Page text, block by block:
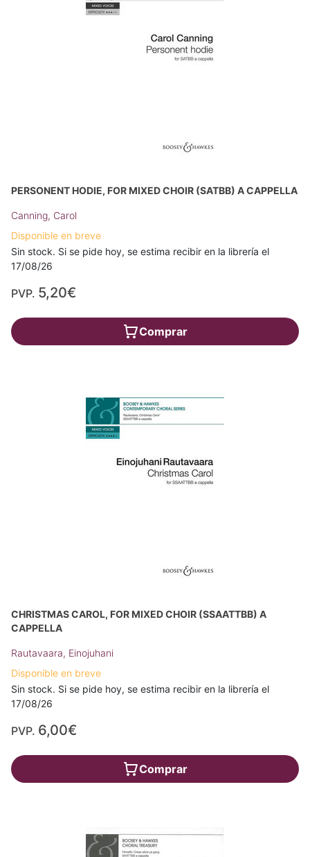
PERSONENT HODIE, FOR MIXED CHOIR (SATBB) A CAPPELLA
Canning, Carol
Disponible en breve
Sin stock. Si se pide hoy, se estima recibir en la librería el
17/08/26
PVP. 5,20€
Comprar
CHRISTMAS CAROL, FOR MIXED CHOIR (SSAATTBB) A
CAPPELLA
Rautavaara, Einojuhani
Disponible en breve
Sin stock. Si se pide hoy, se estima recibir en la librería el
17/08/26
PVP. 6,00€
Comprar